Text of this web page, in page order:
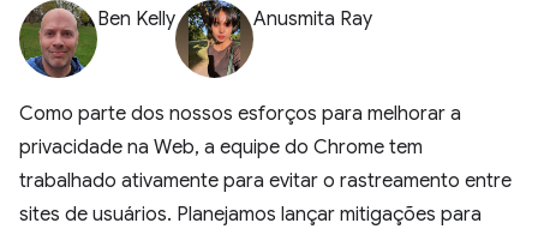
Ben Kelly Anusmita Ray
Como parte dos nossos esforços para melhorar a
privacidade na Web, a equipe do Chrome tem
trabalhado ativamente para evitar o rastreamento entre
sites de usuários. Planejamos lançar mitigações para